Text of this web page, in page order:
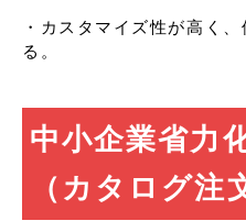
・カスタマイズ性が高く
る。
中小企業省力
（カタログ注